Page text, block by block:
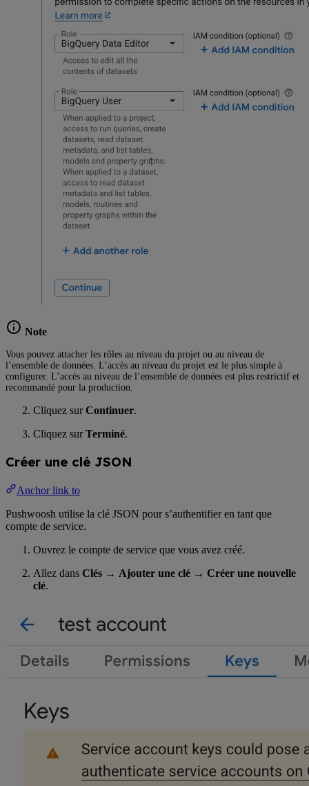
Note
Vous pouvez attacher les rôles au niveau du projet ou au niveau de
l’ensemble de données. L’accès au niveau du projet est le plus simple à
configurer. L’accès au niveau de l’ensemble de données est plus restrictif et
recommandé pour la production.
Cliquez surContinuer.
Cliquez surTerminé.
Créer une clé JSON
Anchor link to
Pushwoosh utilise la clé JSON pour s’authentifier en tant que
compte de service.
Ouvrez le compte de service que vous avez créé.
Allez dans Clés → Ajouter une clé → Créer une nouvelle
clé.